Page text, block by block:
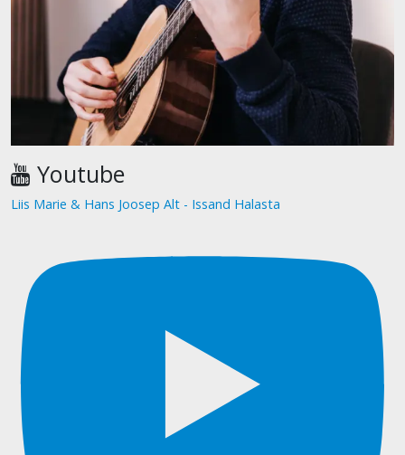
Youtube
Liis Marie & Hans Joosep Alt - Issand Halasta